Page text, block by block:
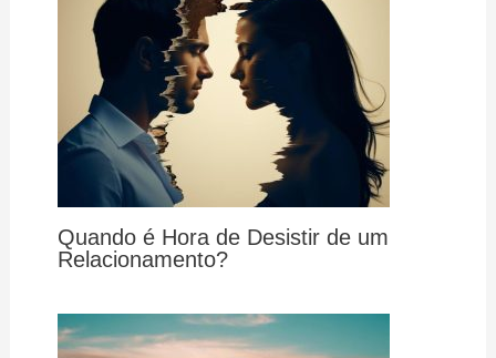
Quando é Hora de Desistir de um
Relacionamento?